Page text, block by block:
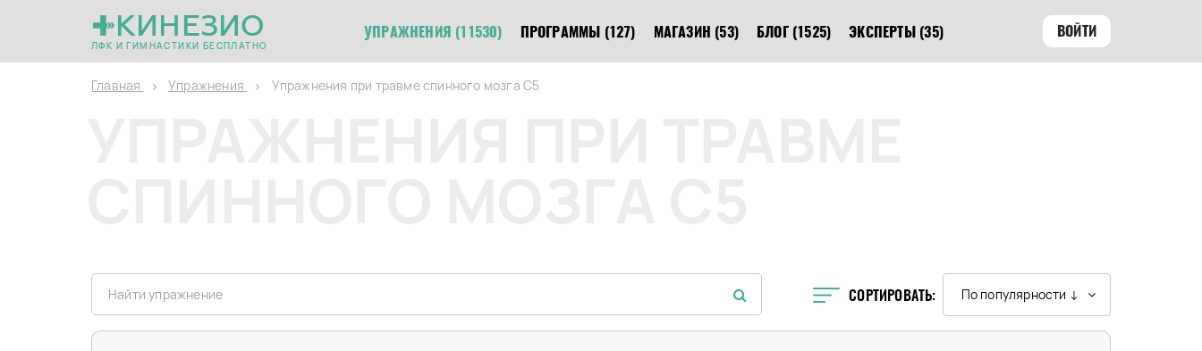
КИНЕЗИО
ЛФК И ГИМНАСТИКИ БЕСПЛАТНО
УПРАЖНЕНИЯ (11530) ПРОГРАММЫ (127) МАГАЗИН (53) БЛОГ (1525) ЭКСПЕРТЫ (35) ВОЙТИ
Главная Упражнения Упражнения при травме спинного мозга C5
СОРТИРОВАТЬ: По популярности ↓